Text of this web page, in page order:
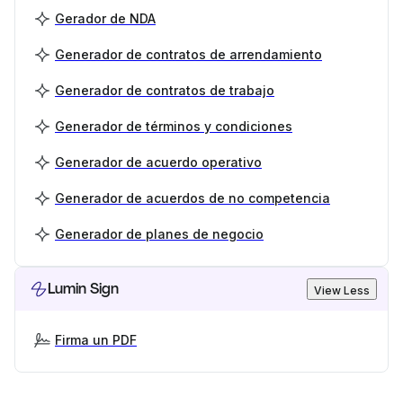
Gerador de NDA
Generador de contratos de arrendamiento
Generador de contratos de trabajo
Generador de términos y condiciones
Generador de acuerdo operativo
Generador de acuerdos de no competencia
Generador de planes de negocio
Lumin Sign View Less
Firma un PDF